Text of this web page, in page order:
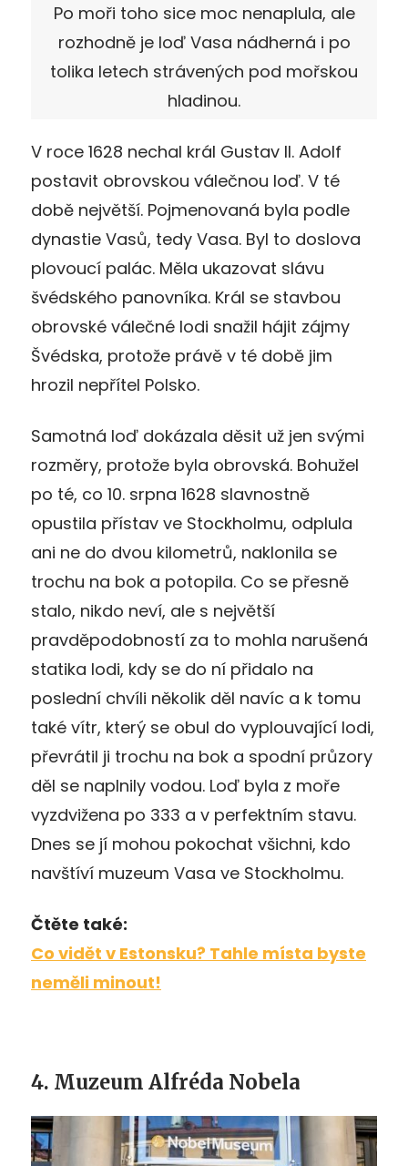
Po moři toho sice moc nenaplula, ale
rozhodně je loď Vasa nádherná i po
tolika letech strávených pod mořskou
hladinou.
V roce 1628 nechal král Gustav II. Adolf
postavit obrovskou válečnou loď. V té
době největší. Pojmenovaná byla podle
dynastie Vasů, tedy Vasa. Byl to doslova
plovoucí palác. Měla ukazovat slávu
švédského panovníka. Král se stavbou
obrovské válečné lodi snažil hájit zájmy
Švédska, protože právě v té době jim
hrozil nepřítel Polsko.
Samotná loď dokázala děsit už jen svými
rozměry, protože byla obrovská. Bohužel
po té, co 10. srpna 1628 slavnostně
opustila přístav ve Stockholmu, odplula
ani ne do dvou kilometrů, naklonila se
trochu na bok a potopila. Co se přesně
stalo, nikdo neví, ale s největší
pravděpodobností za to mohla narušená
statika lodi, kdy se do ní přidalo na
poslední chvíli několik děl navíc a k tomu
také vítr, který se obul do vyplouvající lodi,
převrátil ji trochu na bok a spodní průzory
děl se naplnily vodou. Loď byla z moře
vyzdvižena po 333 a v perfektním stavu.
Dnes se jí mohou pokochat všichni, kdo
navštíví muzeum Vasa ve Stockholmu.
Čtěte také:
Co vidět v Estonsku? Tahle místa byste
neměli minout!
4. Muzeum Alfréda Nobela